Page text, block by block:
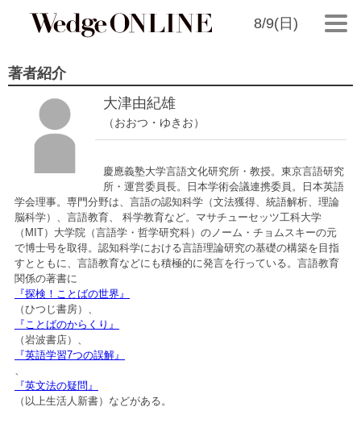
8/9(日)
著者紹介
大津由紀雄
（おおつ・ゆきお）
慶應義塾大学言語文化研究所・教授。東京言語研究
所・運営委員長。日本学術会議連携委員。日本英語
学会理事。専門分野は、言語の認知科学（文法獲得、統語解析、理論
脳科学）、言語教育、 科学教育など。マサチューセッツ工科大学
（MIT）大学院（言語学・哲学研究科）のノーム・チョムスキーの元
で博士号を取得。認知科学における言語理論研究の基礎の構築を目指
すとともに、言語教育などにも積極的に発言を行っている。言語教育
関係の著書に
『探検！ことばの世界』
（ひつじ書房）、
『ことばのからくり』
（岩波書店）、
『英語学習7つの誤解』
、
『英文法の疑問』
（以上生活人新書）などがある。